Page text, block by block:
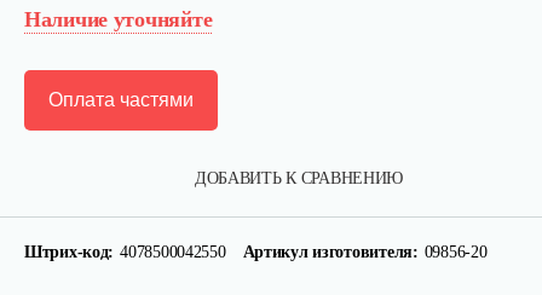
Наличие уточняйте
ДОБАВИТЬ К СРАВНЕНИЮ
Оплата частями
Штрих-код: 4078500042550 Артикул изготовителя: 09856-20